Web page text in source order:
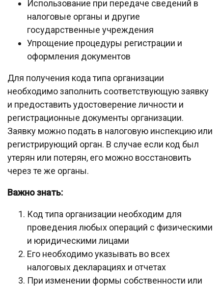
Использование при передаче сведений в
налоговые органы и другие
государственные учреждения
Упрощение процедуры регистрации и
оформления документов
Для получения кода типа организации
необходимо заполнить соответствующую заявку
и предоставить удостоверение личности и
регистрационные документы организации.
Заявку можно подать в налоговую инспекцию или
регистрирующий орган. В случае если код был
утерян или потерян, его можно восстановить
через те же органы.
Важно знать:
Код типа организации необходим для
проведения любых операций с физическими
и юридическими лицами
Его необходимо указывать во всех
налоговых декларациях и отчетах
При изменении формы собственности или